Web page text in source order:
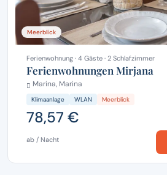
Meerblick
Ferienwohnung · 4 Gäste · 2 Schlafzimmer
Ferienwohnungen Mirjana
Marina, Marina
Klimaanlage WLAN Meerblick
78,57 €
ab / Nacht